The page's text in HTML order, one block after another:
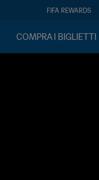
FIFA REWARDS
COMPRA I BIGLIETTI